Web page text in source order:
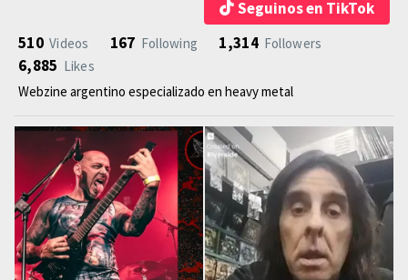
Seguinos en TikTok
510 Videos 167 Following 1,314 Followers
6,885 Likes
Webzine argentino especializado en heavy metal